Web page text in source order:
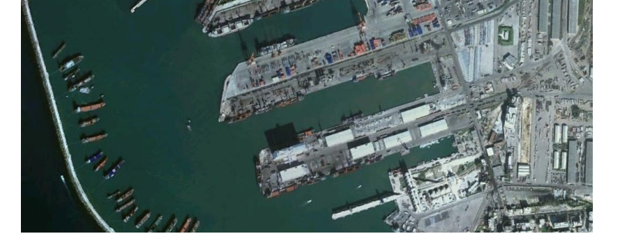
حماس ليست عقبة في المفاوضات وأي حديث من هذا القبيل تجني على الموقف الفلسطيني.
المعضلة الأساسية هي أن نتنياهو يعرض المجتمع الإسرائيلي والمنطقة للخطر.
حماس وافقت على الإطار الرئيسي الذي قدمه جو بايدن وقالت إنها وافقت على تصورات يوليو.
حماس تدرك أن وقف إطلاق النار مصلحة لفلسطين والمنطقة.
برنامج نتنياهو لا يريد السلام في المنطقة، وهو من سمح ببقاء حماس في الحكم.
حماس منذ ديسمبر قدمت لمصر رأيا يقول إنها مستعدة لحكومة وفاق وطني تمهيدا لإجراء انتخابات بعد ثلاث
أو أربع سنوات.
الجدية تقتضي أن يجري توافق على حكومة وفاق وطني.
الأمن الإسرائيلي يقول أنه لا يوجد سبب أمني للتواجد في محوار فيلادلفيا، ونتنياهو لا يريد الإصغاء.
SkyNewsArabia